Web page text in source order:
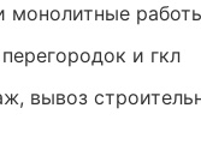
монолитные
и гкл
вывоз